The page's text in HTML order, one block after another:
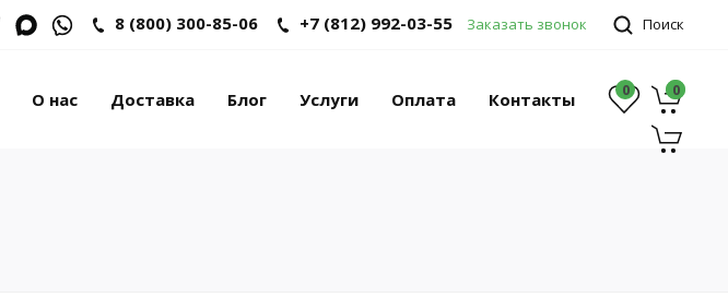
8 (800) 300-85-06 +7 (812) 992-03-55 Заказать звонок Поиск
О нас Доставка Блог Услуги Оплата Контакты 0 0
0